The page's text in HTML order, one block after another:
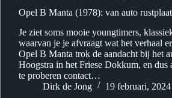
Opel B Manta (1978): van auto
Je ziet soms mooie youngtimers,
waarvan je je afvraagt wat het verhaal
Opel B Manta trok de aandacht bij het
Hoogstra in het Friese Dokkum, en dus
te proberen contact…
Dirk de Jong
19 februari, 2024